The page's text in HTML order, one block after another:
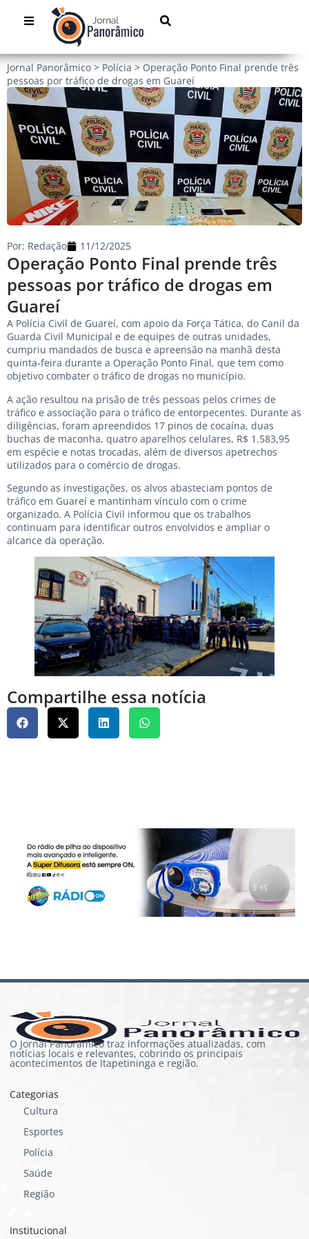
Jornal Panorâmico > Polícia > Operação Ponto Final prende três
pessoas por tráfico de drogas em Guareí
Operação Ponto Final prende três
pessoas por tráfico de drogas em
Guareí
Por: Redação 11/12/2025
A Polícia Civil de Guareí, com apoio da Força Tática, do Canil da
Guarda Civil Municipal e de equipes de outras unidades,
cumpriu mandados de busca e apreensão na manhã desta
quinta-feira durante a Operação Ponto Final, que tem como
objetivo combater o tráfico de drogas no município.
A ação resultou na prisão de três pessoas pelos crimes de
tráfico e associação para o tráfico de entorpecentes. Durante as
diligências, foram apreendidos 17 pinos de cocaína, duas
buchas de maconha, quatro aparelhos celulares, R$ 1.583,95
em espécie e notas trocadas, além de diversos apetrechos
utilizados para o comércio de drogas.
Segundo as investigações, os alvos abasteciam pontos de
tráfico em Guareí e mantinham vínculo com o crime
organizado. A Polícia Civil informou que os trabalhos
continuam para identificar outros envolvidos e ampliar o
alcance da operação.
Compartilhe essa notícia
O Jornal Panorâmico traz informações atualizadas, com
notícias locais e relevantes, cobrindo os principais
acontecimentos de Itapetininga e região.
Categorias
Cultura
Esportes
Polícia
Saúde
Região
Institucional